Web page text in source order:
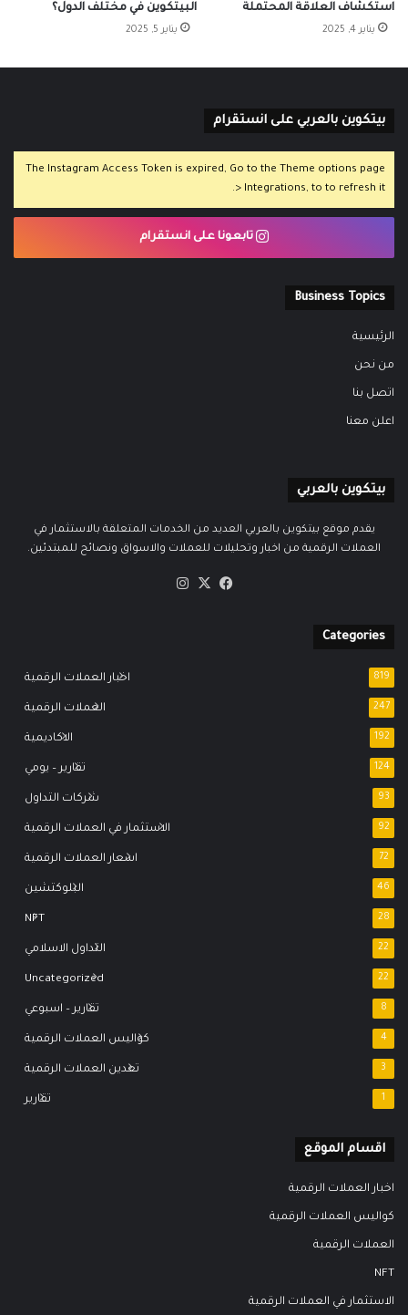
البيتكوين في مختلف الدول؟
يناير 5, 2025
استكشاف العلاقة المحتملة
يناير 4, 2025
بيتكوين بالعربي على انستقرام
The Instagram Access Token is expired, Go to the Theme options page
> Integrations, to to refresh it.
تابعونا على انستقرام
Business Topics
الرئيسية
من نحن
اتصل بنا
اعلن معنا
بيتكوين بالعربي
يقدم موقع بيتكوين بالعربي العديد من الخدمات المتعلقة بالاستثمار في
العملات الرقمية من اخبار وتحليلات للعملات والاسواق ونصائح للمبتدئين.
فيسبوك
‫X
Categories
اخبار العملات الرقمية 819
العملات الرقمية 247
الاكاديمية 192
تقارير – يومي 124
شركات التداول 93
الاستثمار في العملات الرقمية 92
اسعار العملات الرقمية 72
البلوكتشين 46
NFT 28
التداول الاسلامي 22
Uncategorized 22
تقارير – اسبوعي 8
كواليس العملات الرقمية 4
تعدين العملات الرقمية 3
تقارير 1
اقسام الموقع
اخبار العملات الرقمية
كواليس العملات الرقمية
العملات الرقمية
NFT
الاستثمار في العملات الرقمية